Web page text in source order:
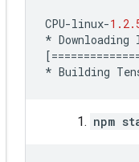
CPU-linux-
* Downloading
[
* Building
npm